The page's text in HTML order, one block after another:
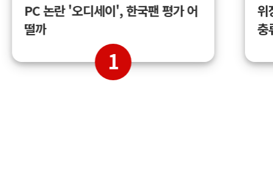
PC 논란 '오디세이', 한국팬 평가 어
떨까
1
위
충